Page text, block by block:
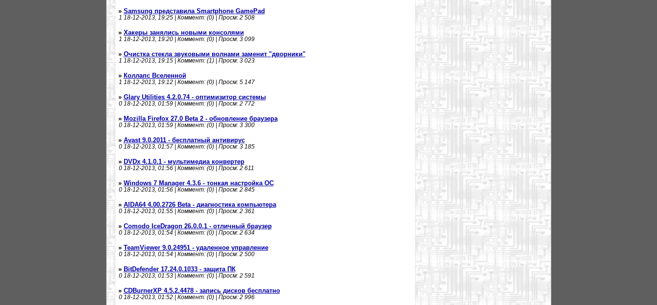
» Samsung представила Smartphone GamePad
1 18-12-2013, 19:25 | Коммент: (0) | Просм: 2 508
» Хакеры занялись новыми консолями
1 18-12-2013, 19:20 | Коммент: (0) | Просм: 3 099
» Очистка стекла звуковыми волнами заменит "дворники"
1 18-12-2013, 19:15 | Коммент: (1) | Просм: 3 023
» Коллапс Вселенной
1 18-12-2013, 19:12 | Коммент: (0) | Просм: 5 147
» Glary Utilities 4.2.0.74 - оптимизитор системы
018-12-2013, 01:59 | Коммент: (0) | Просм: 2 772
» Mozilla Firefox 27.0 Beta 2 - обновление браузера
018-12-2013, 01:59 | Коммент: (0) | Просм: 3 300
» Avast 9.0.2011 - бесплатный антивирус
018-12-2013, 01:57 | Коммент: (0) | Просм: 3 185
» DVDx 4.1.0.1 - мультимедиа конвертер
018-12-2013, 01:56 | Коммент: (0) | Просм: 2 611
» Windows 7 Manager 4.3.6 - тонкая настройка ОС
018-12-2013, 01:56 | Коммент: (0) | Просм: 2 845
» AIDA64 4.00.2726 Beta - диагностика компьютера
018-12-2013, 01:55 | Коммент: (0) | Просм: 2 361
» Comodo IceDragon 26.0.0.1 - отличный браузер
018-12-2013, 01:54 | Коммент: (0) | Просм: 2 634
» TeamViewer 9.0.24951 - удаленное управление
018-12-2013, 01:54 | Коммент: (0) | Просм: 2 500
» BitDefender 17.24.0.1033 - защита ПК
018-12-2013, 01:53 | Коммент: (0) | Просм: 2 591
» CDBurnerXP 4.5.2.4478 - запись дисков бесплатно
018-12-2013, 01:52 | Коммент: (0) | Просм: 2 996